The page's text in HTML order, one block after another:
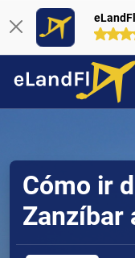
Cómo ir
Zanzíbar